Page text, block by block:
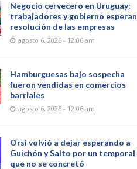
Negocio cervecero en Uruguay:
trabajadores y gobierno esperan
resolución de las empresas
agosto 6, 2026 - 12:06 am
Hamburguesas bajo sospecha
fueron vendidas en comercios
barriales
agosto 6, 2026 - 12:06 am
Orsi volvió a dejar esperando a
Guichón y Salto por un temporal
que no se concretó